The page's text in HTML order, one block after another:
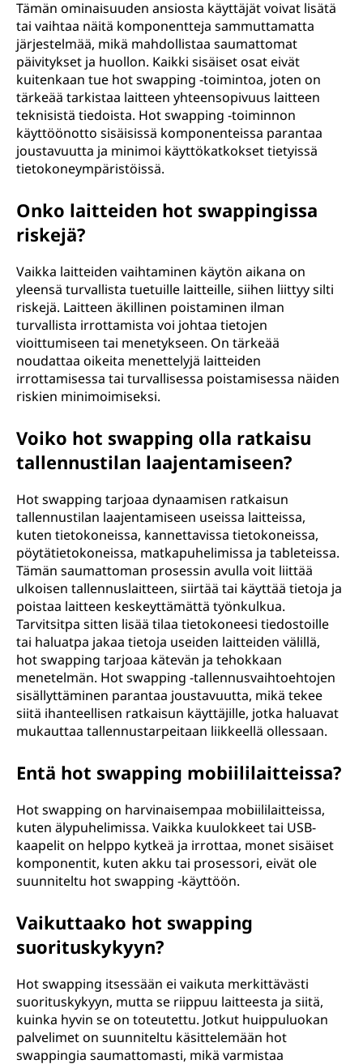
Tämän ominaisuuden ansiosta käyttäjät voivat lisätä
tai vaihtaa näitä komponentteja sammuttamatta
järjestelmää, mikä mahdollistaa saumattomat
päivitykset ja huollon. Kaikki sisäiset osat eivät
kuitenkaan tue hot swapping -toimintoa, joten on
tärkeää tarkistaa laitteen yhteensopivuus laitteen
teknisistä tiedoista. Hot swapping -toiminnon
käyttöönotto sisäisissä komponenteissa parantaa
joustavuutta ja minimoi käyttökatkokset tietyissä
tietokoneympäristöissä.
Onko laitteiden hot swappingissa
riskejä?
Vaikka laitteiden vaihtaminen käytön aikana on
yleensä turvallista tuetuille laitteille, siihen liittyy silti
riskejä. Laitteen äkillinen poistaminen ilman
turvallista irrottamista voi johtaa tietojen
vioittumiseen tai menetykseen. On tärkeää
noudattaa oikeita menettelyjä laitteiden
irrottamisessa tai turvallisessa poistamisessa näiden
riskien minimoimiseksi.
Voiko hot swapping olla ratkaisu
tallennustilan laajentamiseen?
Hot swapping tarjoaa dynaamisen ratkaisun
tallennustilan laajentamiseen useissa laitteissa,
kuten tietokoneissa, kannettavissa tietokoneissa,
pöytätietokoneissa, matkapuhelimissa ja tableteissa.
Tämän saumattoman prosessin avulla voit liittää
ulkoisen tallennuslaitteen, siirtää tai käyttää tietoja ja
poistaa laitteen keskeyttämättä työnkulkua.
Tarvitsitpa sitten lisää tilaa tietokoneesi tiedostoille
tai haluatpa jakaa tietoja useiden laitteiden välillä,
hot swapping tarjoaa kätevän ja tehokkaan
menetelmän. Hot swapping -tallennusvaihtoehtojen
sisällyttäminen parantaa joustavuutta, mikä tekee
siitä ihanteellisen ratkaisun käyttäjille, jotka haluavat
mukauttaa tallennustarpeitaan liikkeellä ollessaan.
Entä hot swapping mobiililaitteissa?
Hot swapping on harvinaisempaa mobiililaitteissa,
kuten älypuhelimissa. Vaikka kuulokkeet tai USB-
kaapelit on helppo kytkeä ja irrottaa, monet sisäiset
komponentit, kuten akku tai prosessori, eivät ole
suunniteltu hot swapping -käyttöön.
Vaikuttaako hot swapping
suorituskykyyn?
Hot swapping itsessään ei vaikuta merkittävästi
suorituskykyyn, mutta se riippuu laitteesta ja siitä,
kuinka hyvin se on toteutettu. Jotkut huippuluokan
palvelimet on suunniteltu käsittelemään hot
swappingia saumattomasti, mikä varmistaa